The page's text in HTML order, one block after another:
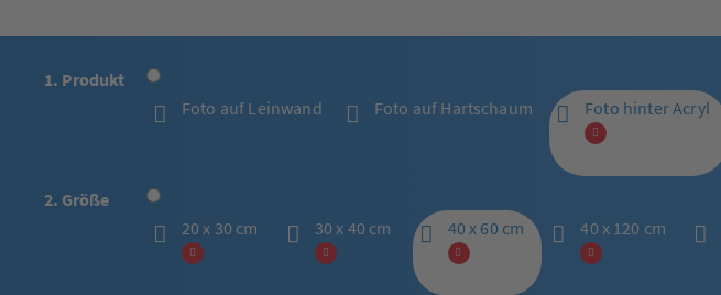
1. Produkt
Foto auf Leinwand
Foto auf Hartschaum Foto hinter Acryl
2. Größe
20 x 30 cm
30 x 40 cm 40 x 60 cm 40 x 120 cm